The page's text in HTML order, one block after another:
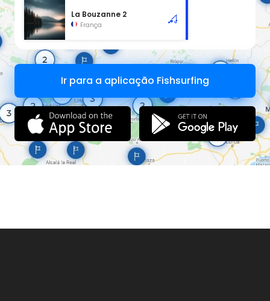
La Bouzanne 2
França
Ir para a aplicação Fishsurfing